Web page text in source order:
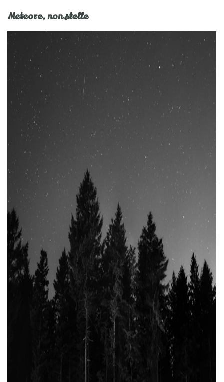
Meteore, non stelle